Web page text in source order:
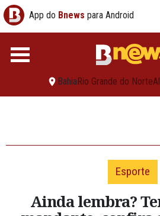
App do Bnews para Android
BahiaRio Grande do Norte
Esporte
Ainda lembra?